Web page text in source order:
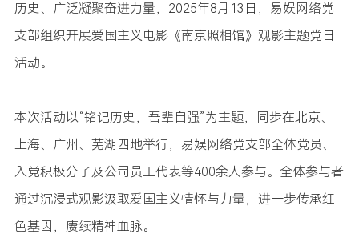
历史、广泛凝聚奋进力量，2025年8月13日，易娱网络党
支部组织开展爱国主义电影《南京照相馆》观影主题党日
活动。
本次活动以“铭记历史，吾辈自强”为主题，同步在北京、
上海、广州、芜湖四地举行，易娱网络党支部全体党员、
入党积极分子及公司员工代表等400余人参与。全体参与者
通过沉浸式观影汲取爱国主义情怀与力量，进一步传承红
色基因，赓续精神血脉。